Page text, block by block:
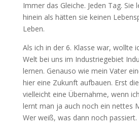
Immer das Gleiche. Jeden Tag. Sie
hinein als hätten sie keinen
Leben.
Als ich in der 6. Klasse war, wollte
Welt bei uns im Industriegebiet
lernen. Genauso wie mein Vater
hier eine Zukunft aufbauen. Erst
vielleicht eine Übernahme, wenn
lernt man ja auch noch ein nettes
Wer weiß, was dann noch passiert.